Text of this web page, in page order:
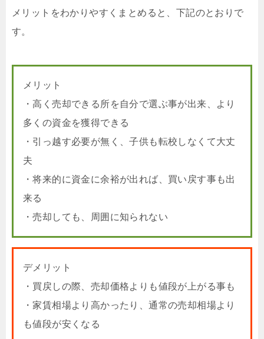
メリットをわかりやすくまとめると、下記のとおりで
す。
メリット
・高く売却できる所を自分で選ぶ事が出来、より
多くの資金を獲得できる
・引っ越す必要が無く、子供も転校しなくて大丈
夫
・将来的に資金に余裕が出れば、買い戻す事も出
来る
・売却しても、周囲に知られない
デメリット
・買戻しの際、売却価格よりも値段が上がる事も
・家賃相場より高かったり、通常の売却相場より
も値段が安くなる